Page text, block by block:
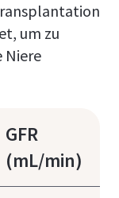
um zu
Niere
GFR
(mL/min)